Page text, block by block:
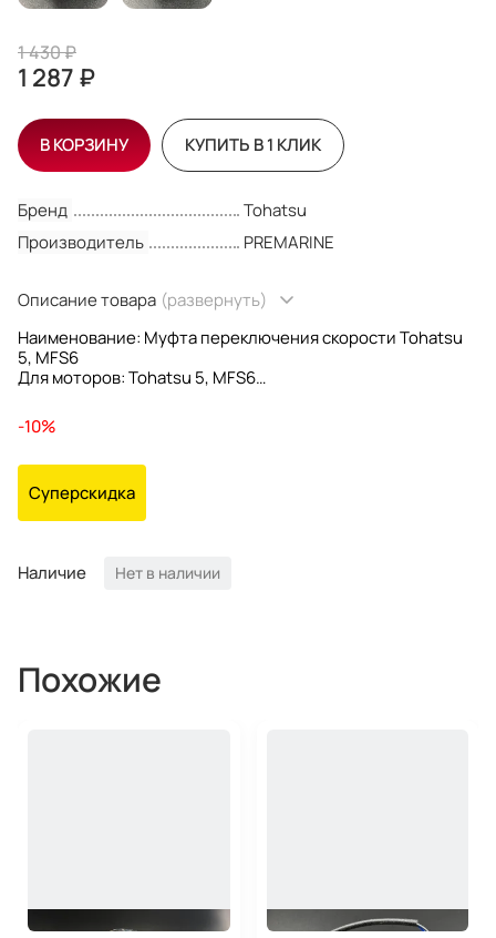
Бренд
Tohatsu
Производитель
PREMARINE
Описание товара (развернуть)
Наименование: Муфта переключения скорости Tohatsu
5, MFS6
Для моторов: Tohatsu 5, MFS6
Производитель: PREMARINE
-10%
Суперскидка
Наличие Нет в наличии
1 430 ₽
1 287 ₽
В КОРЗИНУ КУПИТЬ В 1 КЛИК
Похожие